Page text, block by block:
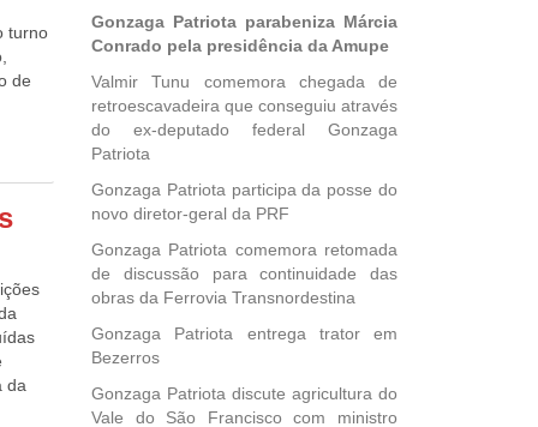
11
AC,
(SP
turno
de
que
o
da
Gonzaga Patriota parabeniza Márcia
Conrado pela presidência da Amupe
Valmir Tunu comemora chegada de
retroescavadeira que conseguiu através
do ex-deputado federal Gonzaga
Patriota
Gonzaga Patriota participa da posse do
novo diretor-geral da PRF
Gonzaga Patriota comemora retomada
de discussão para continuidade das
obras da Ferrovia Transnordestina
Gonzaga Patriota entrega trator em
Bezerros
Gonzaga Patriota discute agricultura do
Vale do São Francisco com ministro